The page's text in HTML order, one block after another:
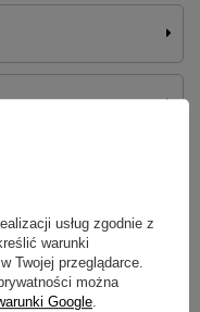
usług zgodnie z
warunki
Twojej przeglądarce.
można
Google